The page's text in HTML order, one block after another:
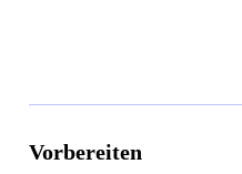
Vorbereiten